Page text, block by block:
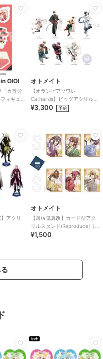
OIOI
「五等分
ィギュ
オトメイト
【オランピアソワレ
Catharsis】ビッグアクリルス
タンド(全7種)
¥3,300 予約
】アクリ
オトメイト
【薄桜鬼真改】カード型アク
リルスタンド(Reproduce)（ラ
ンダム全6種）
¥1,500